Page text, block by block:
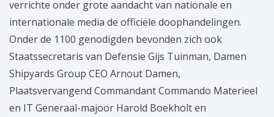
verrichte onder grote aandacht van nationale en
internationale media de officiële doophandelingen.
Onder de 1100 genodigden bevonden zich ook
Staatssecretaris van Defensie Gijs Tuinman, Damen
Shipyards Group CEO Arnout Damen,
Plaatsvervangend Commandant Commando Materieel
en IT Generaal-majoor Harold Boekholt en